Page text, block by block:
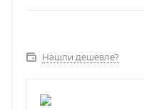
Нашли дешевле?